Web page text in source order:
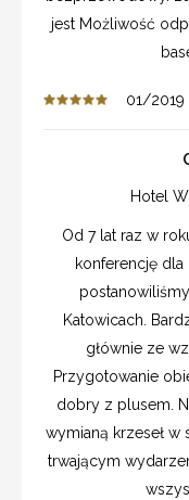
jest Możliwość
01/2019
Hotel
Od 7 lat raz w
konferencję
Katowicach.
głównie ze
Przygotowanie
dobry z plusem.
wymianą krzeseł w
trwającym